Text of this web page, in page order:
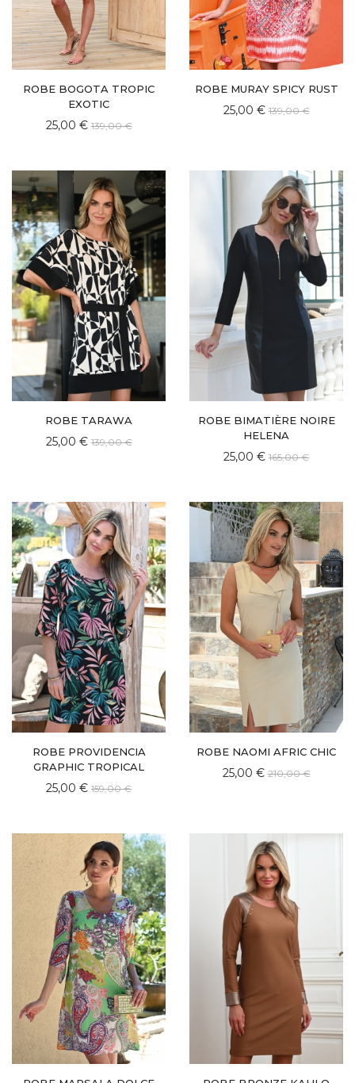
ROBE BOGOTA TROPIC
EXOTIC
25,00 € 139,00 €
ROBE MURAY SPICY RUST
25,00 € 139,00 €
ROBE TARAWA
25,00 € 139,00 €
ROBE BIMATIÈRE NOIRE
HELENA
25,00 € 165,00 €
ROBE PROVIDENCIA
GRAPHIC TROPICAL
25,00 € 159,00 €
ROBE NAOMI AFRIC CHIC
25,00 € 210,00 €